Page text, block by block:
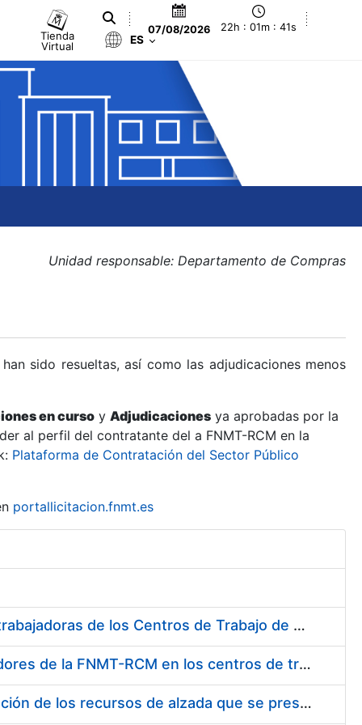
Tienda
Virtual
07/08/2026 22h : 01m : 41s
ES
Unidad responsable: Departamento de Compras
sido resueltas, así como las adjudicaciones menos
en curso y Adjudicaciones ya aprobadas por la
al perfil del contratante del a FNMT-RCM en la
Plataforma de Contratación del Sector Público
portallicitacion.fnmt.es
Suministro de Protectores Auditivos a medida para las personas trabajadoras de los Centros de Trabajo de Madrid y Burgos
Suministro de gafas graduadas antiproyecciones para los trabajadores de la FNMT-RCM en los centros de trabajo de Madrid y Burgos
Servicios de una empresa externa para el asesoramiento y resolución de los recursos de alzada que se presentan relacionados con procesos de selección para la FNMT-RCM